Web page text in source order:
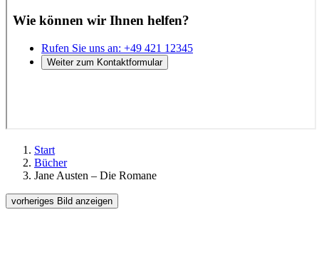
Start
Bücher
Jane Austen – Die Romane
vorheriges Bild anzeigen